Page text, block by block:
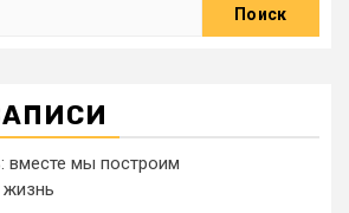
вместе мы построим